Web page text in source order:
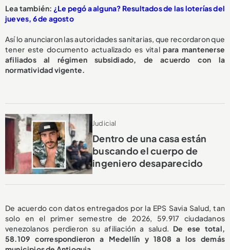
Lea también: ¿Le pegó a alguna? Resultados de las loterías del
jueves, 6 de agosto
Así lo anunciaron las autoridades sanitarias, que recordaron que
tener este documento actualizado es vitalpara mantenerse
afiliados al régimen subsidiado, de acuerdo con la
normatividad vigente.
Judicial
Dentro de una casa están
buscando el cuerpo de
ingeniero desaparecido
De acuerdo con datos entregados por la EPS Savia Salud, tan
solo en el primer semestre de 2026, 59.917 ciudadanos
venezolanos perdieron su afiliación a salud. De ese total,
58.109 correspondieron a Medellín y 1808 a los demás